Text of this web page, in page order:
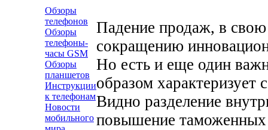
Обзоры
телефонов
Обзоры
телефоны-
часы GSM
Обзоры
планшетов
Инструкции
к телефонам
Новости
мобильного
Падение продаж, в свою
сокращению
Но есть и еще один
образом
Видно разделение
повышение таможенных